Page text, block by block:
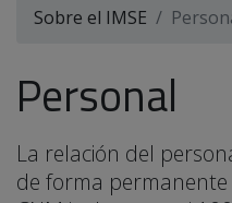
Sobre el IMSE
Personal
La relación del
de forma